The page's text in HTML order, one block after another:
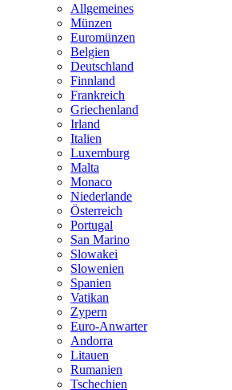
Allgemeines
Münzen
Euromünzen
Belgien
Deutschland
Finnland
Frankreich
Griechenland
Irland
Italien
Luxemburg
Malta
Monaco
Niederlande
Österreich
Portugal
San Marino
Slowakei
Slowenien
Spanien
Vatikan
Zypern
Euro-Anwarter
Andorra
Litauen
Rumanien
Tschechien